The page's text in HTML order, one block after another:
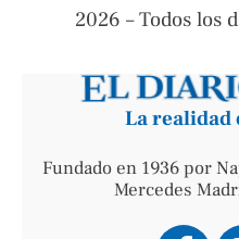
2026 – Todos los
La realidad
Fundado en 1936 por
Mercedes